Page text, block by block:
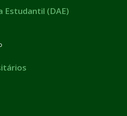
Estudantil (DAE)